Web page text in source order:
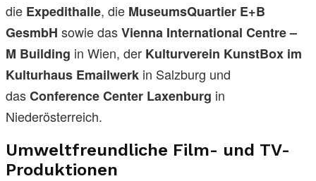
die Expedithalle, die MuseumsQuartier E+B
GesmbH sowie dasVienna International Centre –
M Building in Wien, der Kulturverein KunstBox im
Kulturhaus Emailwerk in Salzburg und
dasConference Center Laxenburg in
Niederösterreich.
Umweltfreundliche Film- und TV-
Produktionen